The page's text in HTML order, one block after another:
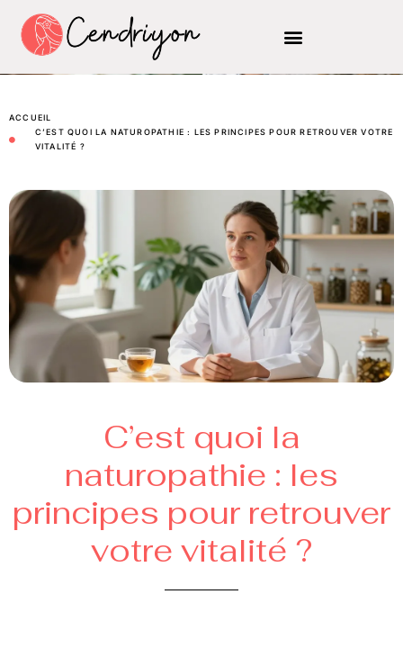
ACCUEIL
C’EST QUOI LA NATUROPATHIE : LES PRINCIPES POUR RETROUVER VOTRE
VITALITÉ ?
C’est quoi la
naturopathie : les
principes pour retrouver
votre vitalité ?